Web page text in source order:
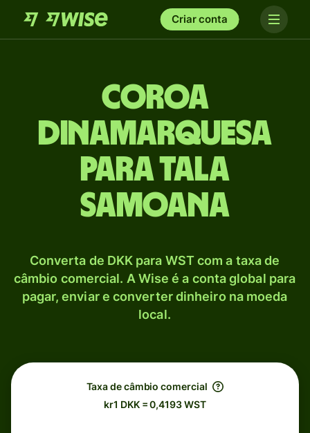
Criar conta
Coroa
dinamarquesa
para Tala
samoana
Converta de DKK para WST com a taxa de
câmbio comercial. A Wise é a conta global para
pagar, enviar e converter dinheiro na moeda
local.
Taxa de câmbio comercial
kr1 DKK = 0,4193 WST